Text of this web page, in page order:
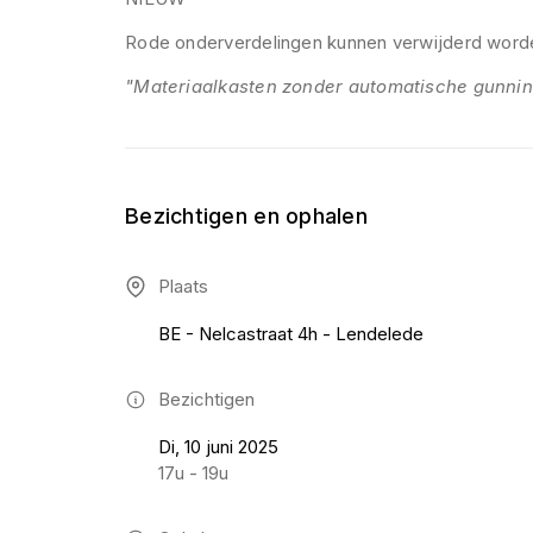
Rode onderverdelingen kunnen verwijderd
"Materiaalkasten zonder automatische
Bezichtigen en ophalen
Plaats
BE - Nelcastraat 4h - Lendelede
Bezichtigen
Di, 10 juni 2025
17u - 19u